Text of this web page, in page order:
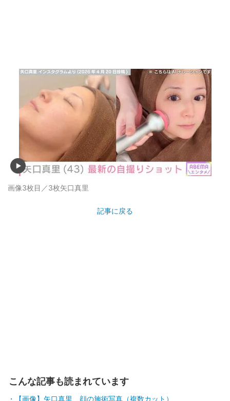
画像3枚目／3枚矢口真里
記事に戻る
こんな記事も読まれています
【画像】矢口真里、顔の施術写真（複数カット）